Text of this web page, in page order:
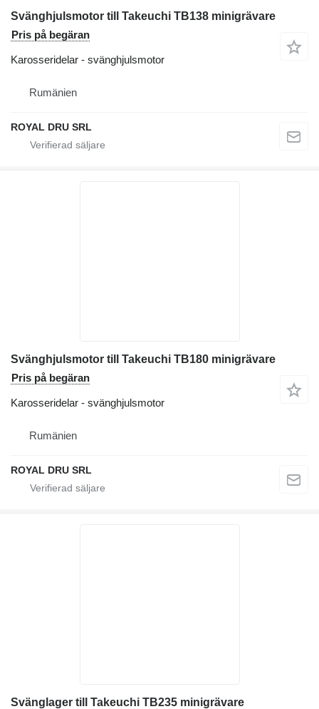
Svänghjulsmotor till Takeuchi TB138 minigrävare
Pris på begäran
Karosseridelar - svänghjulsmotor
Rumänien
ROYAL DRU SRL
Svänghjulsmotor till Takeuchi TB180 minigrävare
Pris på begäran
Karosseridelar - svänghjulsmotor
Rumänien
ROYAL DRU SRL
Svänglager till Takeuchi TB235 minigrävare